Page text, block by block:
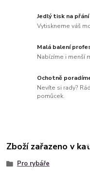
Jedlý tisk na přání
Vytiskneme váš
Malá balení
Nabízíme i menší
Ochotně
Nevíte si rady?
pomůcek.
Zboží zařazeno v
Pro rybáře